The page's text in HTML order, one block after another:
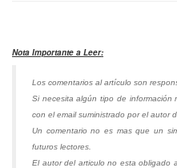
Nota Importante a Leer:
Los comentarios al artículo son
Si necesita algún tipo de
con el email suministrado por el autor
Un comentario no es mas que un
futuros lectores.
El autor del articulo no esta obligado